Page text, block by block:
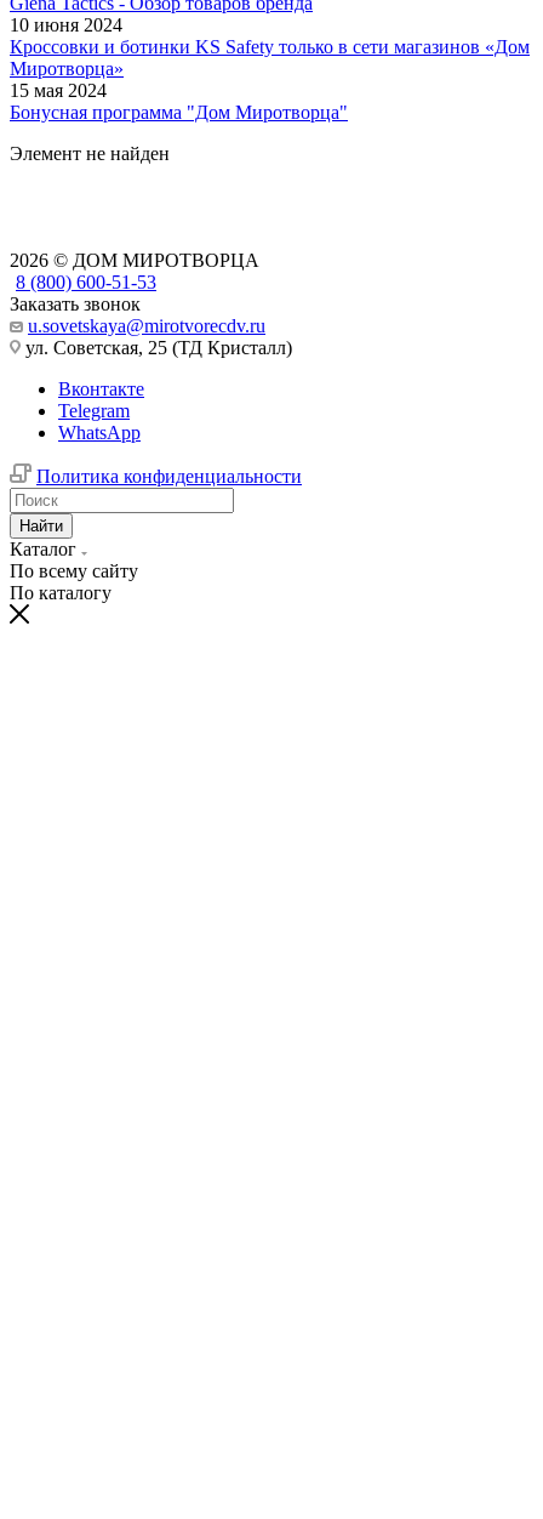
10 июня 2024
Кроссовки и ботинки KS Safety только в сети магазинов «Дом
Миротворца»
15 мая 2024
Бонусная программа "Дом Миротворца"
Элемент не найден
2026 © ДОМ МИРОТВОРЦА
8 (800) 600-51-53
Заказать звонок
u.sovetskaya@mirotvorecdv.ru
ул. Советская, 25 (ТД Кристалл)
Вконтакте
Telegram
WhatsApp
Политика конфиденциальности
Найти
Каталог
По всему сайту
По каталогу